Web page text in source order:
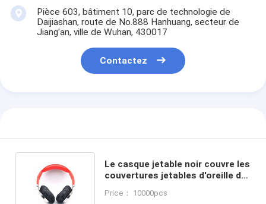
Pièce 603, bâtiment 10, parc de technologie de
Daijiashan, route de No.888 Hanhuang, secteur de
Jiang'an, ville de Wuhan, 430017
Contactez
Le casque jetable noir couvre les
couvertures jetables d'oreille de
casques
Price： 10000pcs